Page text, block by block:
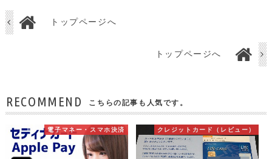
トップページへ
トップページへ
RECOMMEND こちらの記事も人気です。
電子マネー・スマホ決済 クレジットカード（レビュー）